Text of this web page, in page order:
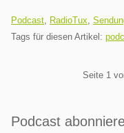
Kategorien:
Podcast, RadioTux,
Tags für diesen Artikel:
Seite 1
Seitenleiste
Podcast